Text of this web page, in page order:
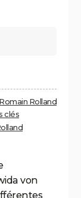
Rolland
clés
von